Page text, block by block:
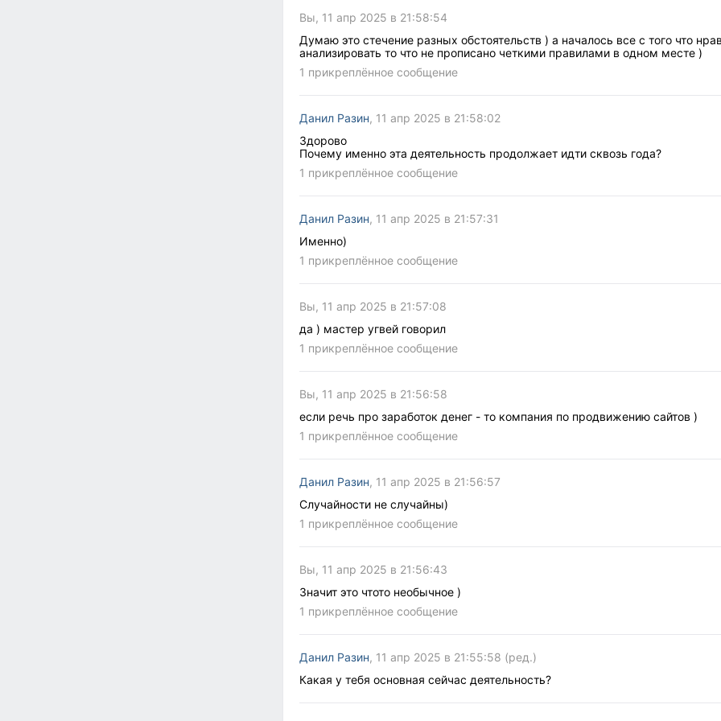
Вы, 11 апр 2025 в 21:58:54
Думаю это стечение разных обстоятельств ) а началось все с того что
анализировать то что не прописано четкими правилами в одном месте )
1 прикреплённое сообщение
Данил Разин, 11 апр 2025 в 21:58:02
Здорово
Почему именно эта деятельность продолжает идти сквозь года?
1 прикреплённое сообщение
Данил Разин, 11 апр 2025 в 21:57:31
Именно)
1 прикреплённое сообщение
Вы, 11 апр 2025 в 21:57:08
да ) мастер угвей говорил
1 прикреплённое сообщение
Вы, 11 апр 2025 в 21:56:58
если речь про заработок денег - то компания по продвижению сайтов )
1 прикреплённое сообщение
Данил Разин, 11 апр 2025 в 21:56:57
Случайности не случайны)
1 прикреплённое сообщение
Вы, 11 апр 2025 в 21:56:43
Значит это чтото необычное )
1 прикреплённое сообщение
Данил Разин, 11 апр 2025 в 21:55:58 (ред.)
Какая у тебя основная сейчас деятельность?